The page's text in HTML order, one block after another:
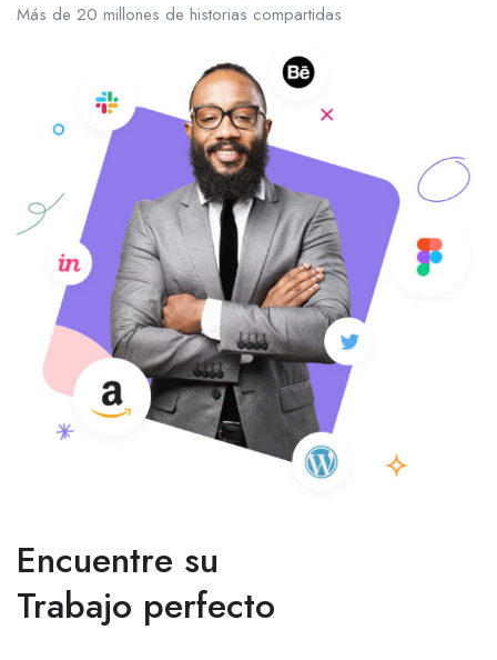
Más de 20 millones de historias compartidas
Encuentre su
Trabajo perfecto